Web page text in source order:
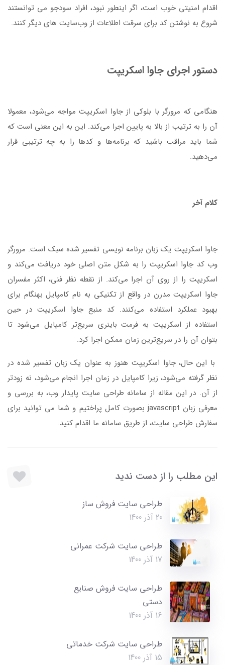
اقدام امنیتی خوب است، اگر اینطور نبود، افراد سودجو می توانستند
شروع به نوشتن کد برای سرقت اطلاعات از وب‌سایت های دیگر کنند.
دستور اجرای جاوا اسکریپت
هنگامی که مرورگر با بلوکی از جاوا اسکریپت مواجه می‌شود، معمولا
آن را به ترتیب از بالا به پایین اجرا می‌کند. این به این معنی است که
شما باید مراقب باشید که برنامه‌ها و کدها را به چه ترتیبی قرار
می‌دهید.
کلام آخر
جاوا اسکریپت یک زبان برنامه نویسی تفسیر شده سبک است. مرورگر
وب کد جاوا اسکریپت را به شکل متن اصلی خود دریافت می‌کند و
اسکریپت را از روی آن اجرا می‌کند. از نقطه نظر فنی، اکثر مفسران
جاوا اسکریپت مدرن در واقع از تکنیکی به نام کامپایل بهنگام برای
بهبود عملکرد استفاده می‌کنند. کد منبع جاوا اسکریپت در حین
استفاده از اسکریپت به فرمت باینری سریع‌تر کامپایل می‌شود تا
بتوان آن را در سریع‌ترین زمان ممکن اجرا کرد.
با این حال، جاوا اسکریپت هنوز به عنوان یک زبان تفسیر شده در
نظر گرفته می‌شود، زیرا کامپایل در زمان اجرا انجام می‌شود، نه زودتر
از آن. در این مقاله از سامانه طراحی سایت پایدار وب، به بررسی و
معرفی زبان javascript بصورت کامل پراختیم و شما می توانید برای
سفارش طراحی سایت، از طریق سامانه ما اقدام کنید.
این مطلب را از دست ندید
طراحی سایت فروش ساز
20 آذر 1400
طراحی سایت شرکت عمرانی
17 آذر 1400
طراحی سایت فروش صنایع
دستی
16 آذر 1400
طراحی سایت شرکت خدماتی
15 آذر 1400